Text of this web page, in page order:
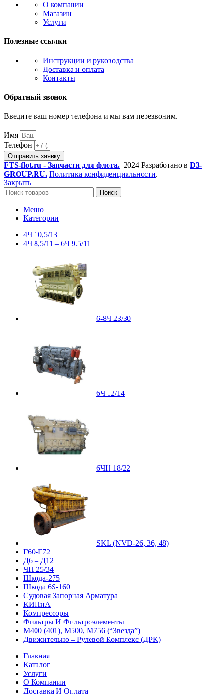
О компании
Магазин
Услуги
Полезные ссылки
Инструкции и руководства
Доставка и оплата
Контакты
Обратный звонок
Введите ваш номер телефона и мы вам перезвоним.
Имя
Телефон
Отправить заявку
FTS-flot.ru - Запчасти для флота. 2024 Разработано в D3-
GROUP.RU. Политика конфиденциальности.
Закрыть
Поиск
Меню
Категории
4Ч 10,5/13
4Ч 8,5/11 – 6Ч 9.5/11
6-8Ч 23/30
6Ч 12/14
6ЧН 18/22
SKL (NVD-26, 36, 48)
Г60-Г72
Д6 – Д12
ЧН 25/34
Шкода-275
Шкода 6S-160
Судовая Запорная Арматура
КИПиА
Компрессоры
Фильтры И Фильтроэлементы
М400 (401), М500, М756 (“Звезда”)
Движительно – Рулевой Комплекс (ДРК)
Главная
Каталог
Услуги
О Компании
Доставка И Оплата